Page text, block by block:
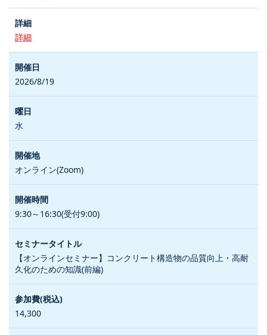
詳細
2026/8/19
水
オンライン(Zoom)
9:30～16:30(受付9:00)
【オンラインセミナー】コンクリート構造物の品質向上・高耐
久化のための知識(前編)
14,300